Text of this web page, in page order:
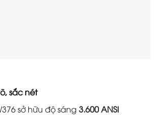
sắc nét
sở hữu độ sáng 3.600 ANSI